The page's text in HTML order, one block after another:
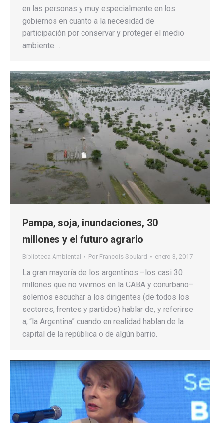
en las personas y muy especialmente en los
gobiernos en cuanto a la necesidad de
participación por conservar y proteger el medio
ambiente.…
Pampa, soja, inundaciones, 30
millones y el futuro agrario
Biblioteca Ambiental Por Francois Soulard enero 3, 2017
La gran mayoría de los argentinos –los casi 30
millones que no vivimos en la CABA y conurbano–
solemos escuchar a los dirigentes (de todos los
sectores, frentes y partidos) hablar de, y referirse
a, “la Argentina” cuando en realidad hablan de la
capital de la república o de algún barrio.